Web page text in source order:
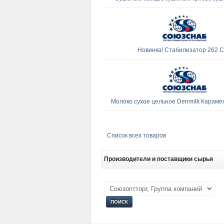
Новинка! Стабилизатор 262
Молоко сухое цельное Denmilk
Список всех товаров
Производители и поставщики сырья